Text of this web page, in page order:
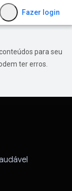
Fazer login
para seu
ter erros.